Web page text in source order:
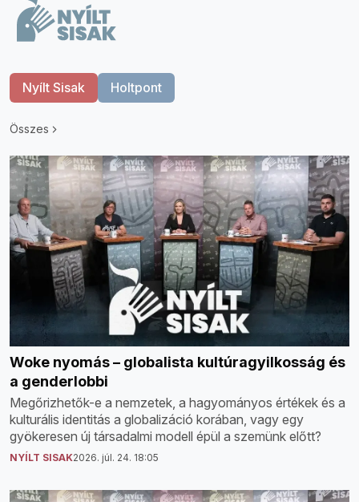
Nyílt Sisak Holtpont
Összes
Woke nyomás – globalista kultúragyilkosság és
a genderlobbi
Megőrizhetők-e a nemzetek, a hagyományos értékek és a
kulturális identitás a globalizáció korában, vagy egy
gyökeresen új társadalmi modell épül a szemünk előtt?
NYÍLT SISAK2026. júl. 24. 18:05